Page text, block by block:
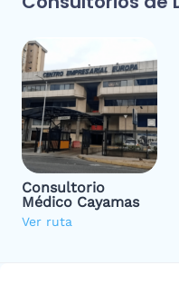
Consultorio
Médico Cayamas
Ver ruta